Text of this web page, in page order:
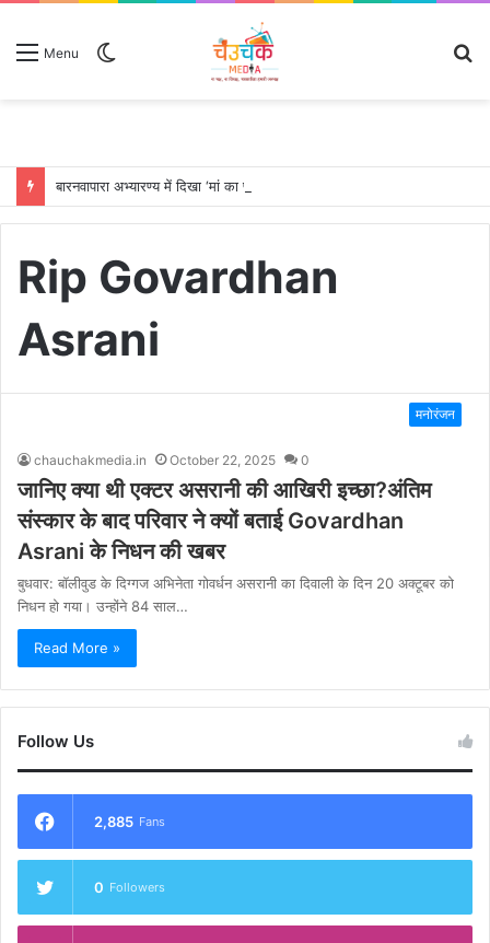
Menu
Rip Govardhan
Asrani
मनोरंजन
chauchakmedia.in October 22, 2025 0
जानिए क्या थी एक्टर असरानी की आखिरी इच्छा?अंतिम
संस्कार के बाद परिवार ने क्यों बताई Govardhan
Asrani के निधन की खबर
बुधवार: बॉलीवुड के दिग्गज अभिनेता गोवर्धन असरानी का दिवाली के दिन 20 अक्टूबर को
निधन हो गया। उन्होंने 84 साल…
Read More »
Follow Us
2,885 Fans
0 Followers